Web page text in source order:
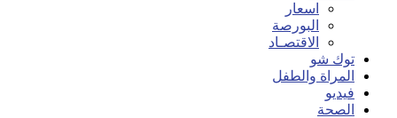
اسعار
البورصة
الاقتصـاد
توك شو
المراة والطفل
فيديو
الصحة